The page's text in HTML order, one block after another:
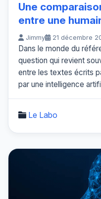
Une
entre une
Jimmy 21 décembre
Dans le monde du
question qui revient
entre les textes écrits
par une intelligence
Le Labo